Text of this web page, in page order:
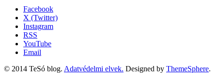
Facebook
X (Twitter)
Instagram
RSS
YouTube
Email
© 2014 TeSó blog. Adatvédelmi elvek. Designed by ThemeSphere.